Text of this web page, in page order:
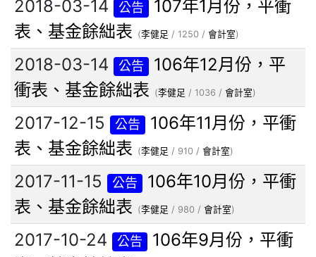
2018-03-14 公告
107年1月份，平衝
表、基金餘絀表 (李健足 / 1250 / 會計室)
2018-03-14 公告
106年12月份，平
衝表、基金餘絀表 (李健足 / 1036 / 會計室)
2017-12-15 公告
106年11月份，平衝
表、基金餘絀表 (李健足 / 910 / 會計室)
2017-11-15 公告
106年10月份，平衝
表、基金餘絀表 (李健足 / 980 / 會計室)
2017-10-24 公告
106年9月份，平衝